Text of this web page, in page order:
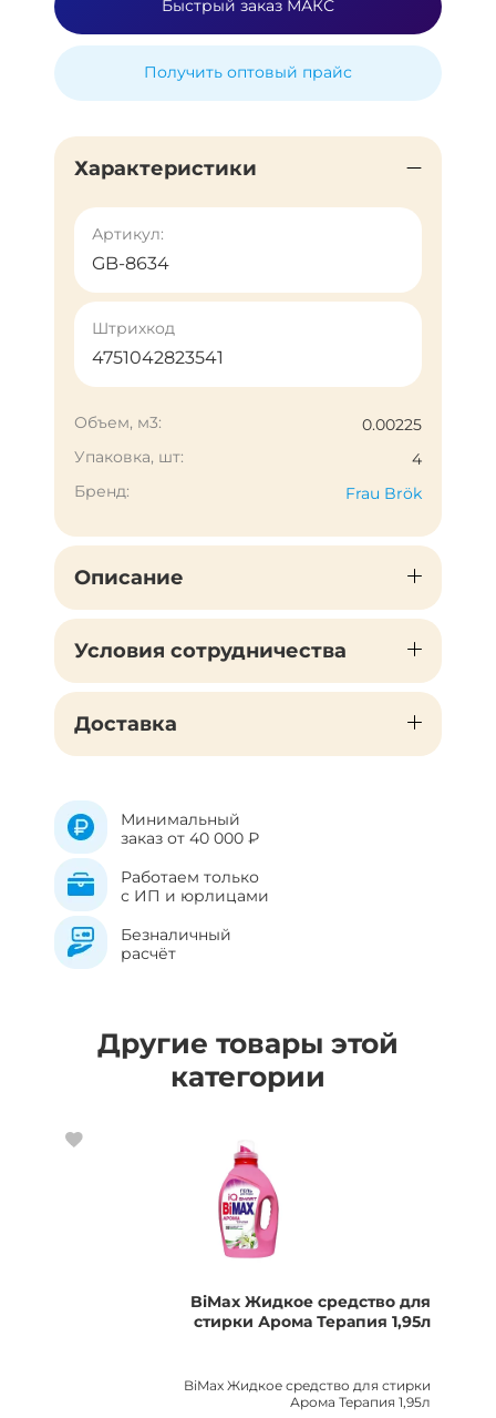
Быстрый заказ МАКС
Получить оптовый прайс
Характеристики
Артикул:
GB-8634
Штрихкод
4751042823541
Объем, м3:
0.00225
Упаковка, шт:
4
Бренд:
Frau Brök
Описание
Условия сотрудничества
Доставка
Минимальный
заказ от 40 000 ₽
Работаем только
с ИП и юрлицами
Безналичный
расчёт
Другие товары этой
категории
BiMax Жидкое средство для
стирки Арома Терапия 1,95л
BiMax Жидкое средство для стирки
Арома Терапия 1,95л